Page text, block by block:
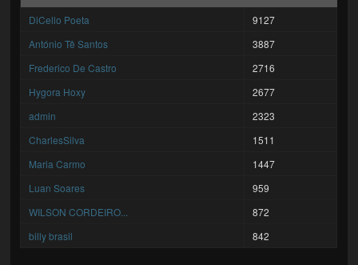
DiCello Poeta
9127
António Tê Santos
3887
Frederico De Castro
2716
Hygora Hoxy
2677
admin
2323
CharlesSilva
1511
Maria Carmo
1447
Luan Soares
959
WILSON CORDEIRO...
872
billy brasil
842